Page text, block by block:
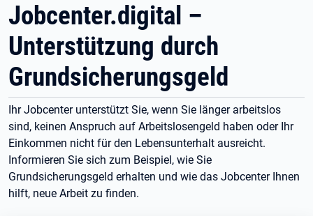
Jobcenter.digital –
Unterstützung durch
Grundsicherungsgeld
Ihr Jobcenter unterstützt Sie, wenn Sie länger arbeitslos
sind, keinen Anspruch auf Arbeitslosengeld haben oder Ihr
Einkommen nicht für den Lebensunterhalt ausreicht.
Informieren Sie sich zum Beispiel, wie Sie
Grundsicherungsgeld erhalten und wie das Jobcenter Ihnen
hilft, neue Arbeit zu finden.